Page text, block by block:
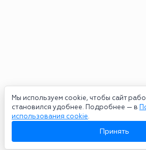
Мы используем cookie, чтобы сайт
становился удобнее. Подробнее — в
использования cookie.
Принять